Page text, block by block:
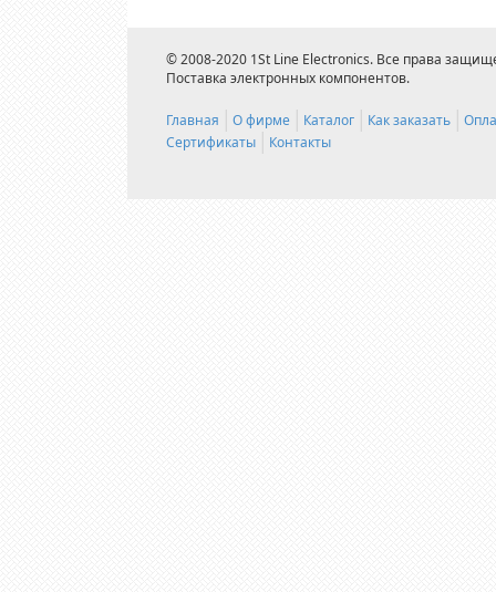
© 2008-2020 1St Line Electronics. Все права
Поставка электронных компонентов.
Главная О фирме Каталог Как заказать
Сертификаты
Контакты